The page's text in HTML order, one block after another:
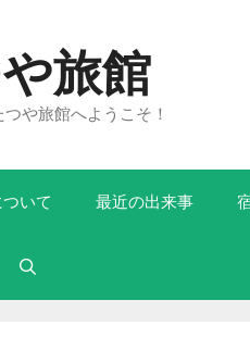
旅館
や旅館へようこそ！
いて 最近の出来事